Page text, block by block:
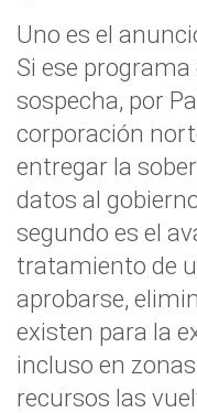
Uno es el
Si ese
sospecha, por
corporación
entregar la
datos al
segundo es el
tratamiento de
aprobarse,
existen para la
incluso en
recursos las